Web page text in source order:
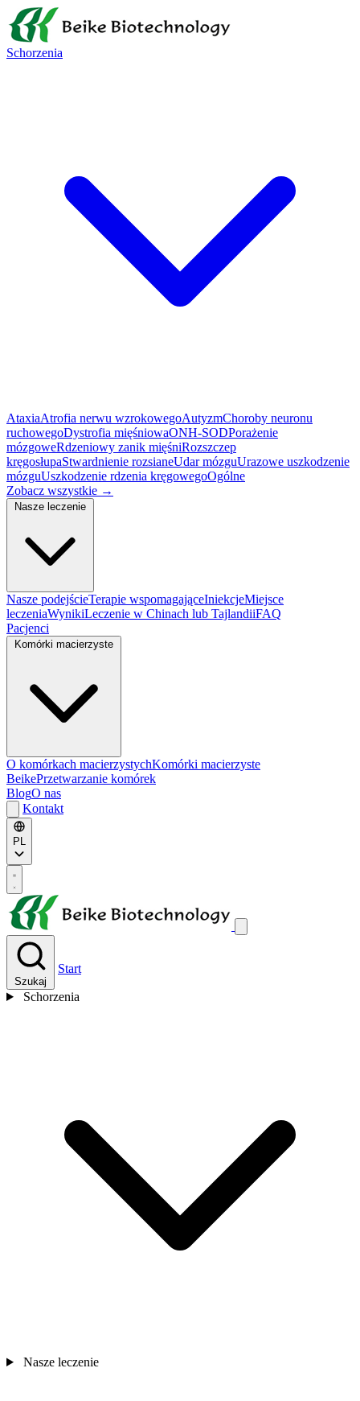
Schorzenia
AtaxiaAtrofia nerwu wzrokowegoAutyzmChoroby neuronu
ruchowegoDystrofia mięśniowaONH-SODPorażenie
mózgoweRdzeniowy zanik mięśniRozszczep
kręgosłupaStwardnienie rozsianeUdar mózguUrazowe uszkodzenie
mózguUszkodzenie rdzenia kręgowegoOgólne
Zobacz wszystkie →
Nasze podejścieTerapie wspomagająceIniekcjeMiejsce
leczeniaWynikiLeczenie w Chinach lub TajlandiiFAQ
Pacjenci
O komórkach macierzystychKomórki macierzyste
BeikePrzetwarzanie komórek
BlogO nas
Kontakt
PL
Szukaj
Start
Schorzenia
Nasze leczenie